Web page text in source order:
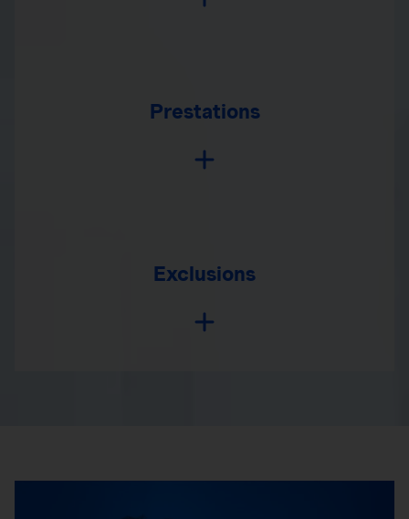
Prestations
Exclusions